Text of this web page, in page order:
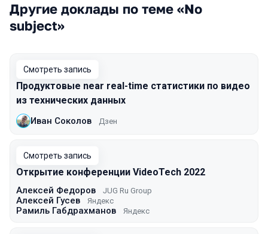
Другие доклады по теме «No
subject»
Смотреть запись
Продуктовые near real-time статистики по видео
из технических данных
Иван Соколов Дзен
Смотреть запись
Открытие конференции VideoTech 2022
Алексей Федоров JUG Ru Group
Алексей Гусев Яндекс
Рамиль Габдрахманов Яндекс